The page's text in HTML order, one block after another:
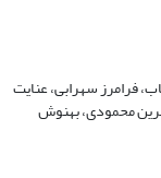
فرامرز سهرابی، عنایت
نسرین محمودی، بهنوش